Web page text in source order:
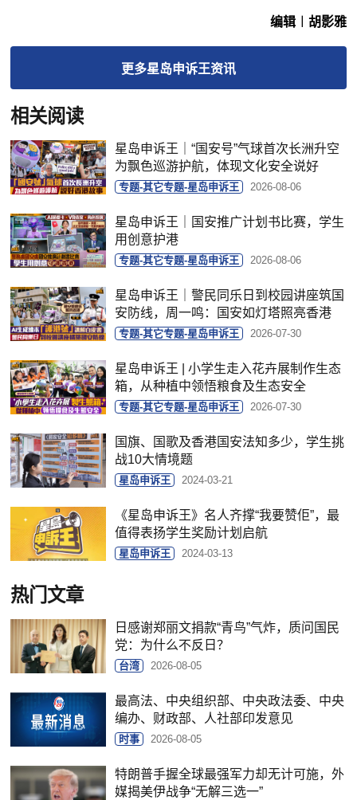
编辑︱胡影雅
更多星岛申诉王资讯
相关阅读
星岛申诉王｜“国安号”气球首次长洲升空
为飘色巡游护航，体现文化安全说好
专题-其它专题-星岛申诉王 2026-08-06
星岛申诉王｜国安推广计划书比赛，学生
用创意护港
专题-其它专题-星岛申诉王 2026-08-06
星岛申诉王｜警民同乐日到校园讲座筑国
安防线，周一鸣：国安如灯塔照亮香港
专题-其它专题-星岛申诉王 2026-07-30
星岛申诉王 | 小学生走入花卉展制作生态
箱，从种植中领悟粮食及生态安全
专题-其它专题-星岛申诉王 2026-07-30
国旗、国歌及香港国安法知多少，学生挑
战10大情境题
星岛申诉王 2024-03-21
《星岛申诉王》名人齐撑“我要赞佢”，最
值得表扬学生奖励计划启航
星岛申诉王 2024-03-13
热门文章
日感谢郑丽文捐款“青鸟”气炸，质问国民
党：为什么不反日？
台湾 2026-08-05
最高法、中央组织部、中央政法委、中央
编办、财政部、人社部印发意见
时事 2026-08-05
特朗普手握全球最强军力却无计可施，外
媒揭美伊战争“无解三选一”